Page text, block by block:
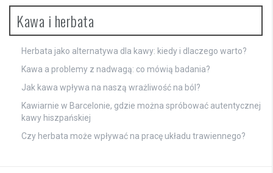
Kawa i herbata
Herbata jako alternatywa dla kawy: kiedy i dlaczego warto?
Kawa a problemy z nadwagą: co mówią badania?
Jak kawa wpływa na naszą wrażliwość na ból?
Kawiarnie w Barcelonie, gdzie można spróbować autentycznej
kawy hiszpańskiej
Czy herbata może wpływać na pracę układu trawiennego?